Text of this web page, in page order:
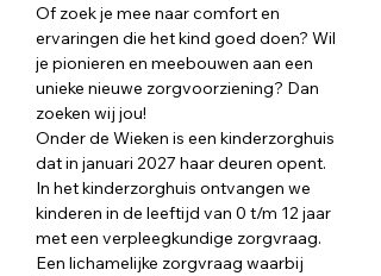
Of zoek je mee naar comfort en
ervaringen die het kind goed doen? Wil
je pionieren en meebouwen aan een
unieke nieuwe zorgvoorziening? Dan
zoeken wij jou!
Onder de Wieken is een kinderzorghuis
dat in januari 2027 haar deuren opent.
In het kinderzorghuis ontvangen we
kinderen in de leeftijd van 0 t/m 12 jaar
met een verpleegkundige zorgvraag.
Een lichamelĳke zorgvraag waarbĳ